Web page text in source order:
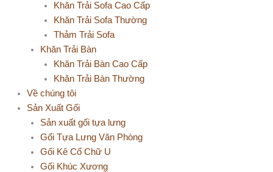
Khăn Trải Sofa Cao Cấp
Khăn Trải Sofa Thường
Thảm Trải Sofa
Khăn Trải Bàn
Khăn Trải Bàn Cao Cấp
Khăn Trải Bàn Thường
Về chúng tôi
Sản Xuất Gối
Sản xuất gối tựa lưng
Gối Tựa Lưng Văn Phòng
Gối Kê Cổ Chữ U
Gối Khúc Xương